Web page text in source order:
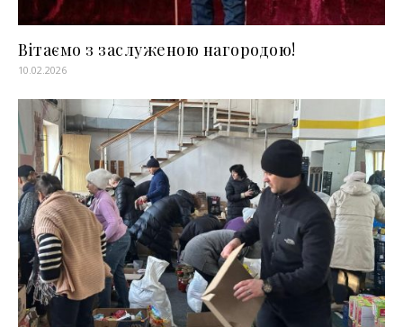
Вітаємо з заслуженою нагородою!
10.02.2026